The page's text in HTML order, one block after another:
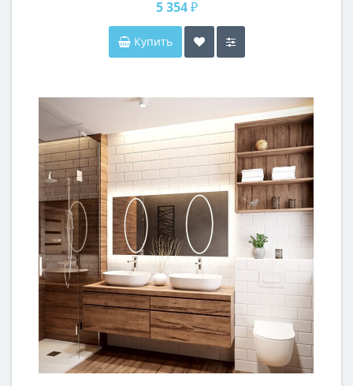
5 354 ₽
Купить